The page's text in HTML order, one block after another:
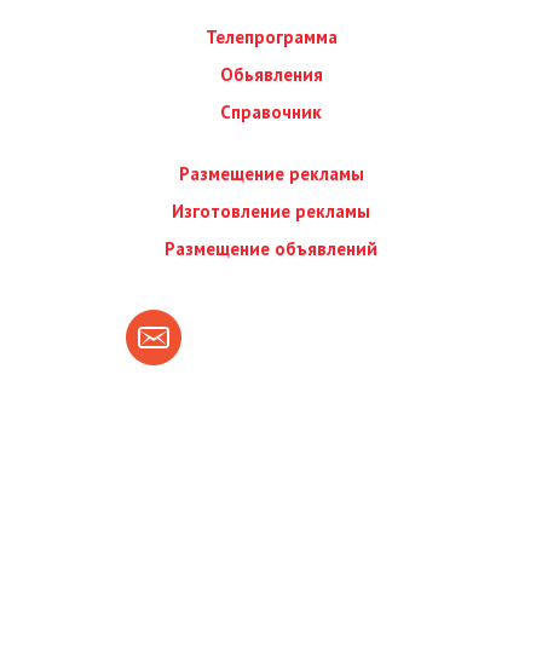
Телепрограмма
Обьявления
Справочник
Размещение рекламы
Изготовление рекламы
Размещение объявлений